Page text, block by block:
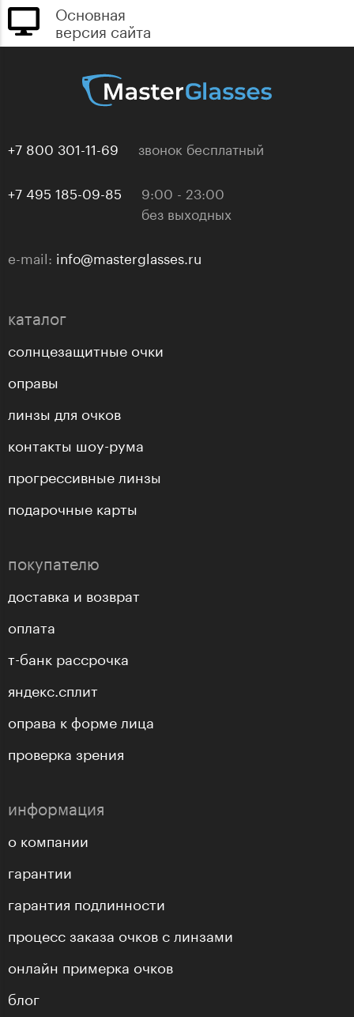
Основная
версия сайта
+7 800 301-11-69 звонок бесплатный
+7 495 185-09-85
9:00 - 23:00
без выходных
e-mail: info@masterglasses.ru
каталог
солнцезащитные очки
оправы
линзы для очков
контакты шоу-рума
прогрессивные линзы
подарочные карты
покупателю
доставка и возврат
оплата
т-банк рассрочка
яндекс.сплит
оправа к форме лица
проверка зрения
информация
о компании
гарантии
гарантия подлинности
процесс заказа очков с линзами
онлайн примерка очков
блог